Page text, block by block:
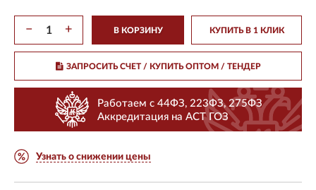
− + В КОРЗИНУ КУПИТЬ В 1 КЛИК
ЗАПРОСИТЬ СЧЕТ / КУПИТЬ ОПТОМ/ ТЕНДЕР
Работаем с 44ФЗ, 223ФЗ, 275ФЗ
Аккредитация на АСТ ГОЗ
Узнать о снижении цены